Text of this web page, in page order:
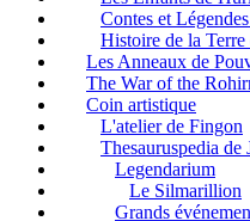
Contes et
Histoire de la
Les Anneaux de
The War of the
Coin artistique
L'atelier de Fingon
Thesauruspedia
Legendarium
Le Silmarillion
Grands